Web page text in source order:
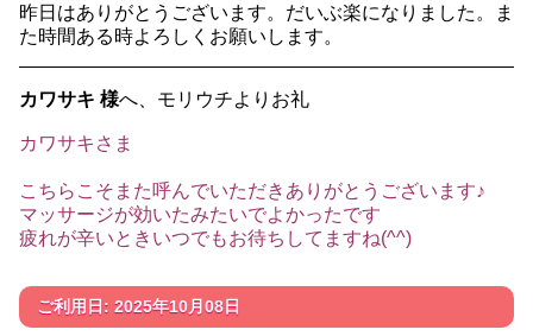
昨日はありがとうございます。だいぶ楽になりました。ま
た時間ある時よろしくお願いします。
カワサキ 様へ、モリウチよりお礼
カワサキさま
こちらこそまた呼んでいただきありがとうございます♪
マッサージが効いたみたいでよかったです
疲れが辛いときいつでもお待ちしてますね(^^)
ご利用日: 2025年10月08日